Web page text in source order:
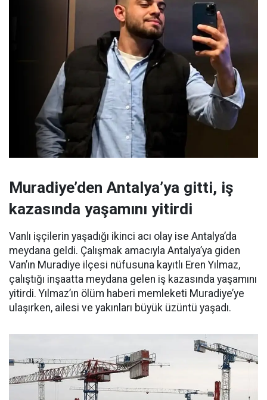
Muradiye’den Antalya’ya gitti, iş
kazasında yaşamını yitirdi
Vanlı işçilerin yaşadığı ikinci acı olay ise Antalya’da
meydana geldi. Çalışmak amacıyla Antalya’ya giden
Van’ın Muradiye ilçesi nüfusuna kayıtlı Eren Yılmaz,
çalıştığı inşaatta meydana gelen iş kazasında yaşamını
yitirdi. Yılmaz’ın ölüm haberi memleketi Muradiye’ye
ulaşırken, ailesi ve yakınları büyük üzüntü yaşadı.